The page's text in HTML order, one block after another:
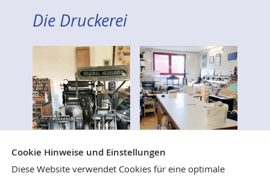
Die Druckerei
Cookie Hinweise und Einstellungen
Diese Website verwendet Cookies für eine optimale